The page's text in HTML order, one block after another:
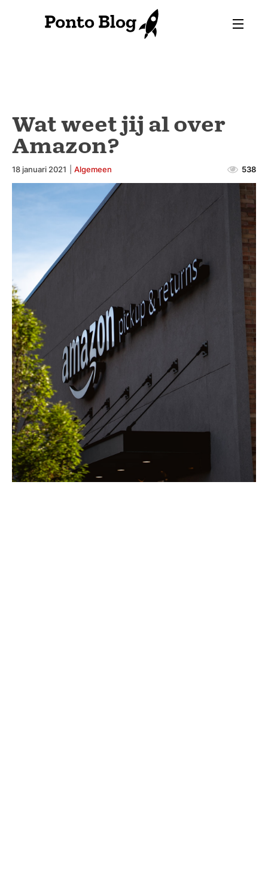
Wat weet jij al over
Amazon?
18 januari 2021 Algemeen 538